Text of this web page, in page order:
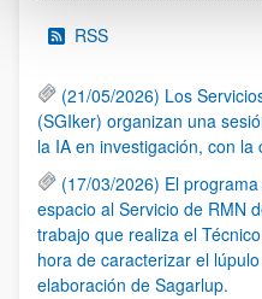
RSS
(21/05/2026) Los
(SGIker) organizan una
la IA en investigación, con
(17/03/2026) El
espacio al Servicio de RMN
trabajo que realiza el
hora de caracterizar el
elaboración de Sagarlup.